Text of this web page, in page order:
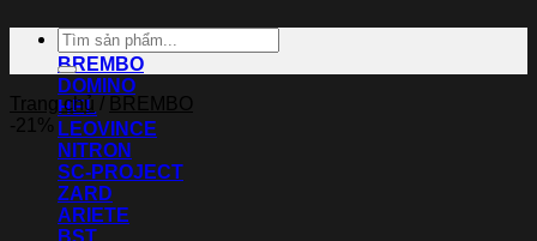
ACCOSSATO
BREMBO
DOMINO
HEL
LEOVINCE
NITRON
SC-PROJECT
ZARD
ARIETE
BST
Tìm
kiếm:
Trang chủ / BREMBO
-21%